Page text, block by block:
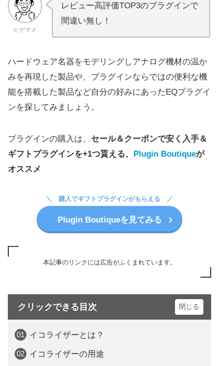
ヒゲマメ
レビュー高評価TOP3のプラグインで
間違い無し！
ハードウェア名器をモデリングしアナログ機材の温か
みを再現した製品や、プラグインならではの便利な機
能を搭載した製品など自分の好みにあったEQプラグイ
ンを探してみましょう。
プラグインの購入は、 セール＆クーポンで安く入手＆
ギフトプラグインを+1つ貰える、 Plugin Boutiqueが
オススメ
購入でギフトプラグインがもらえる
Plugin Boutiqueを見てみる
本記事のリンクには広告がふくまれています。
クリックできる目次
イコライザーとは？
イコライザーの用途